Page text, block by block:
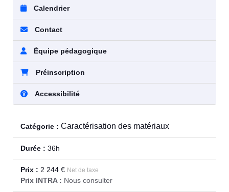
Calendrier
Contact
Équipe pédagogique
Préinscription
Accessibilité
Catégorie : Caractérisation des matériaux
Durée : 36h
Prix : 2 244 € Net de taxe
Prix INTRA : Nous consulter